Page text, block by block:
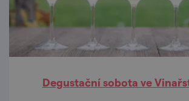
Degustační sobota ve